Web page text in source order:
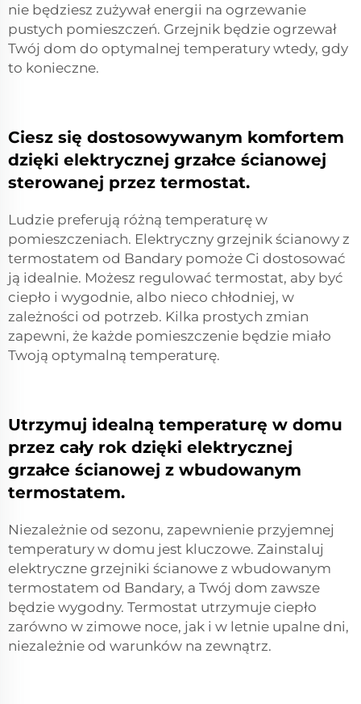
nie będziesz zużywał energii na ogrzewanie
pustych pomieszczeń. Grzejnik będzie ogrzewał
Twój dom do optymalnej temperatury wtedy, gdy
to konieczne.
Ciesz się dostosowywanym komfortem
dzięki elektrycznej grzałce ścianowej
sterowanej przez termostat.
Ludzie preferują różną temperaturę w
pomieszczeniach. Elektryczny grzejnik ścianowy z
termostatem od Bandary pomoże Ci dostosować
ją idealnie. Możesz regulować termostat, aby być
ciepło i wygodnie, albo nieco chłodniej, w
zależności od potrzeb. Kilka prostych zmian
zapewni, że każde pomieszczenie będzie miało
Twoją optymalną temperaturę.
Utrzymuj idealną temperaturę w domu
przez cały rok dzięki elektrycznej
grzałce ścianowej z wbudowanym
termostatem.
Niezależnie od sezonu, zapewnienie przyjemnej
temperatury w domu jest kluczowe. Zainstaluj
elektryczne grzejniki ścianowe z wbudowanym
termostatem od Bandary, a Twój dom zawsze
będzie wygodny. Termostat utrzymuje ciepło
zarówno w zimowe noce, jak i w letnie upalne dni,
niezależnie od warunków na zewnątrz.